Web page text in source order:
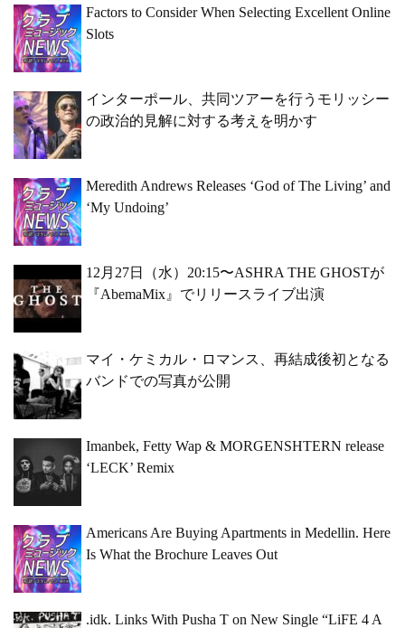
Factors to Consider When Selecting Excellent Online
Slots
インターポール、共同ツアーを行うモリッシー
の政治的見解に対する考えを明かす
Meredith Andrews Releases ‘God of The Living’ and
‘My Undoing’
12月27日（水）20:15〜ASHRA THE GHOSTが
『AbemaMix』でリリースライブ出演
マイ・ケミカル・ロマンス、再結成後初となる
バンドでの写真が公開
Imanbek, Fetty Wap & MORGENSHTERN release
‘LECK’ Remix
Americans Are Buying Apartments in Medellin. Here
Is What the Brochure Leaves Out
.idk. Links With Pusha T on New Single “LiFE 4 A